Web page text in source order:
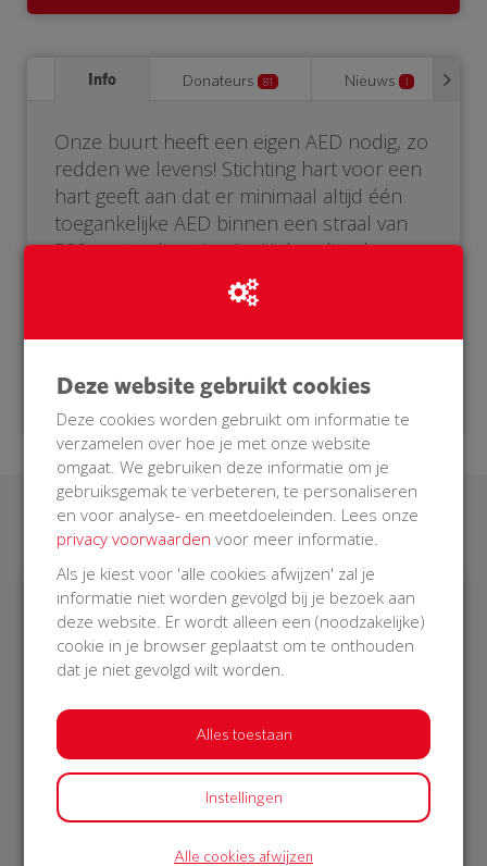
Info Donateurs 81 Nieuws 1
Onze buurt heeft een eigen AED nodig, zo
redden we levens! Stichting hart voor een
hart geeft aan dat er minimaal altijd één
toegankelijke AED binnen een straal van
500 meter dient te zijn. Helaas ligt de
broeckhof en de fysiotherapie net buiten
dit gebied. Helpt u mee? Doneer voor
Laatste donaties
€ 10
Jan
21 Nov 2018
€ 25
21 Nov 2018
Bekijk alle donateurs
Deze website gebruikt cookies
Deze cookies worden gebruikt om informatie te
verzamelen over hoe je met onze website
omgaat. We gebruiken deze informatie om je
gebruiksgemak te verbeteren, te personaliseren
en voor analyse- en meetdoeleinden. Lees onze
privacy voorwaarden voor meer informatie.
Als je kiest voor 'alle cookies afwijzen' zal je
informatie niet worden gevolgd bij je bezoek aan
deze website. Er wordt alleen een (noodzakelijke)
cookie in je browser geplaatst om te onthouden
dat je niet gevolgd wilt worden.
Alles toestaan
Instellingen
Alle cookies afwijzen